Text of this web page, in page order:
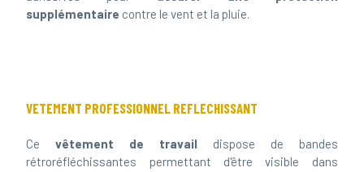
rétroréfléchissantes permettant d'être visible dans
l'obscurité. Il s'agit donc d'unvetement de haute visibilité